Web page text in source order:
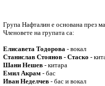
Група Нафталин е основана през
Членовете на групата са:
Елисавета Тодорова - вокал
Станислав Стоянов - Стаско -
Шани Нешев - китара
Емил Акрам - бас
Иван Неделчев - бас и вокал